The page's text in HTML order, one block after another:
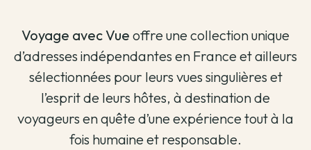
Voyage avec Vue offre une collection unique
d’adresses indépendantes en France et ailleurs
sélectionnées pour leurs vues singulières et
l’esprit de leurs hôtes, à destination de
voyageurs en quête d’une expérience tout à la
fois humaine et responsable.